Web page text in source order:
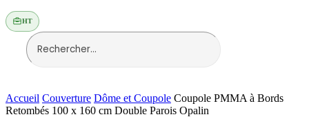
HT
Accueil Couverture Dôme et Coupole Coupole PMMA à Bords
Retombés 100 x 160 cm Double Parois Opalin